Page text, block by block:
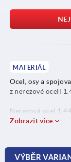
MATERIÁL
Ocel, osy a
z nerezové oceli
Nerezová ocel
spojovací prvky z
Zobrazit více
VÝBĚR